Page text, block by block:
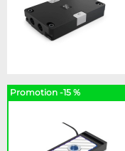
Promotion -15 %